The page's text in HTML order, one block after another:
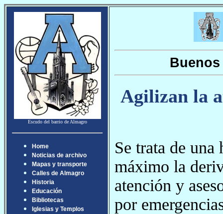
Escudo del barrio de Almagro
Home
Noticias de archivo
Mapas y transporte
Calles de Almagro
Historia
Educación
Bibliotecas
Iglesias y Templos
Buenos
Agilizan la
Se trata de una
máximo la
atención y
por